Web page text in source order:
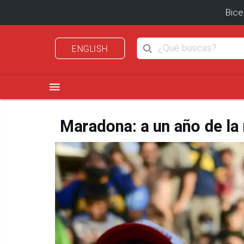
ENGLISH
menu
Maradona: a un año de